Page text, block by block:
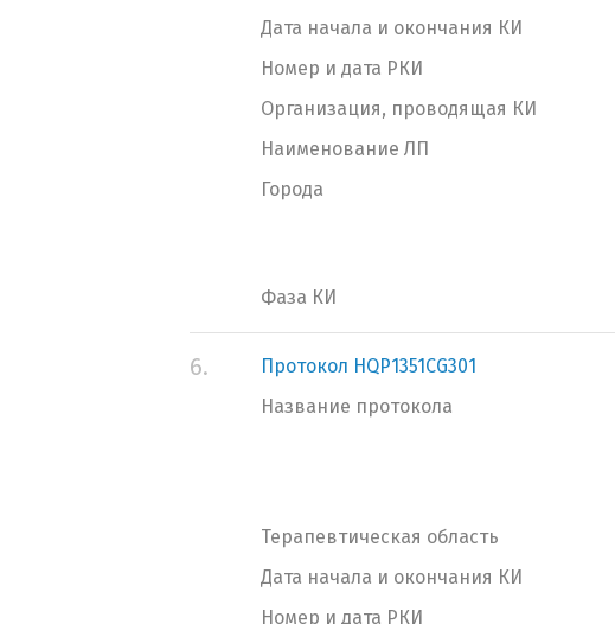
Дата начала и окончания КИ
Номер и дата РКИ
Организация, проводящая КИ
Наименование ЛП
Города
Фаза КИ
6.
Протокол HQP1351CG301
Название протокола
Терапевтическая область
Дата начала и окончания КИ
Номер и дата РКИ